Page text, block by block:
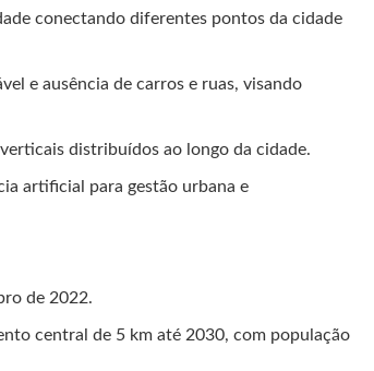
conectando diferentes pontos da cidade
e ausência de carros e ruas, visando
distribuídos ao longo da cidade.
artificial para gestão urbana e
de 2022.
central de 5 km até 2030, com população